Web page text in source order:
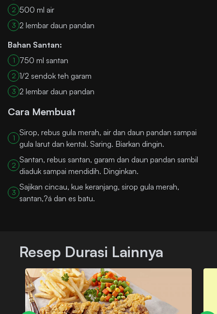
2 500 ml air
3 2 lembar daun pandan
Bahan Santan:
1 750 ml santan
2 1/2 sendok teh garam
3 2 lembar daun pandan
Cara Membuat
1
Sirop, rebus gula merah, air dan daun pandan sampai
gula larut dan kental. Saring. Biarkan dingin.
2
Santan, rebus santan, garam dan daun pandan sambil
diaduk sampai mendidih. Dinginkan.
3
Sajikan cincau, kue keranjang, sirop gula merah,
santan,?á dan es batu.
Resep Durasi Lainnya